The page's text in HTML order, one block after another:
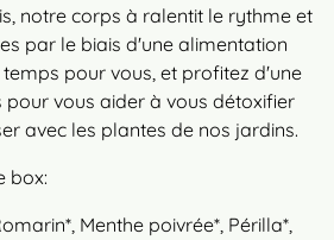
notre corps à ralentit le rythme et
par le biais d'une alimentation
pour vous, et profitez d'une
vous aider à vous détoxifier
avec les plantes de nos jardins.
box:
Menthe poivrée*, Périlla*,